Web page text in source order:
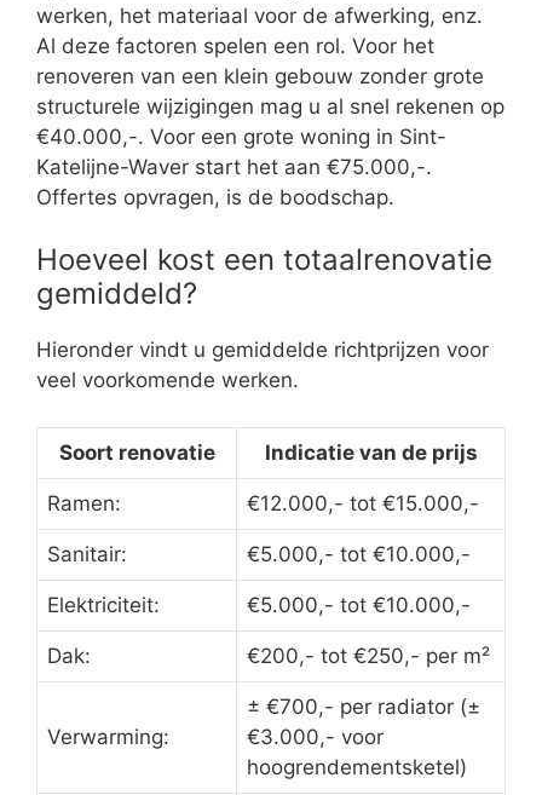
werken, het materiaal voor de afwerking, enz.
Al deze factoren spelen een rol. Voor het
renoveren van een klein gebouw zonder grote
structurele wijzigingen mag u al snel rekenen op
€40.000,-. Voor een grote woning in Sint-
Katelijne-Waver start het aan €75.000,-.
Offertes opvragen, is de boodschap.
Hoeveel kost een totaalrenovatie
gemiddeld?
Hieronder vindt u gemiddelde richtprijzen voor
veel voorkomende werken.
Soort renovatie Indicatie van de prijs
Ramen: €12.000,- tot €15.000,-
Sanitair: €5.000,- tot €10.000,-
Elektriciteit: €5.000,- tot €10.000,-
Dak: €200,- tot €250,- per m²
Verwarming:
± €700,- per radiator (±
€3.000,- voor
hoogrendementsketel)